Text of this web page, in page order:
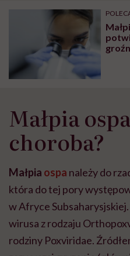
może chyba tylko
głupota i brak
Małpia
choroba?
Małpia ospa należy do
która do tej pory
w Afryce
wirusa z rodzaju
rodziny Poxviridae.